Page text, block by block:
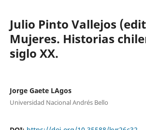
Julio Pinto Vallejos
Mujeres. Historias
siglo XX.
Jorge Gaete LAgos
Universidad Nacional Andrés Bello